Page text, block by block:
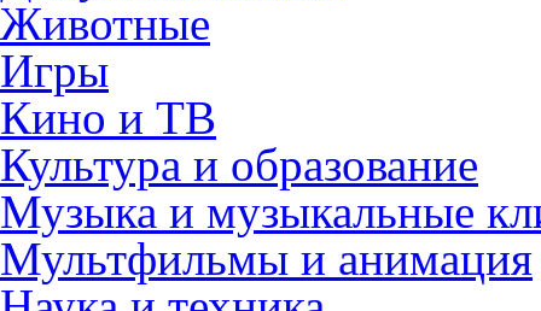
Животные
Игры
Кино и ТВ
Культура и образование
Музыка и музыкальные
Мультфильмы и анимация